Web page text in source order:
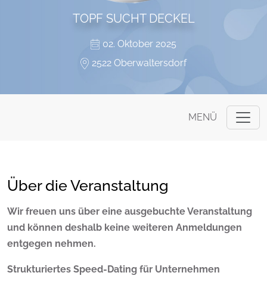
TOPF SUCHT DECKEL
02. Oktober 2025
2522 Oberwaltersdorf
MENÜ
Über die Veranstaltung
Wir freuen uns über eine ausgebuchte Veranstaltung
und können deshalb keine weiteren Anmeldungen
entgegen nehmen.
Strukturiertes Speed-Dating für Unternehmen